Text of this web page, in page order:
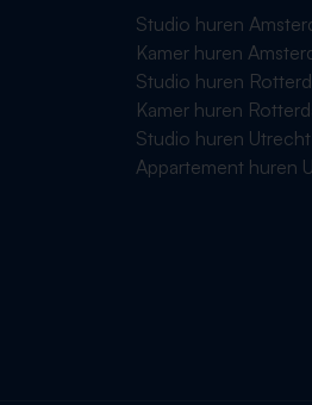
Studio huren
Kamer huren
Studio huren
Kamer huren
Studio huren Utrecht
Appartement huren